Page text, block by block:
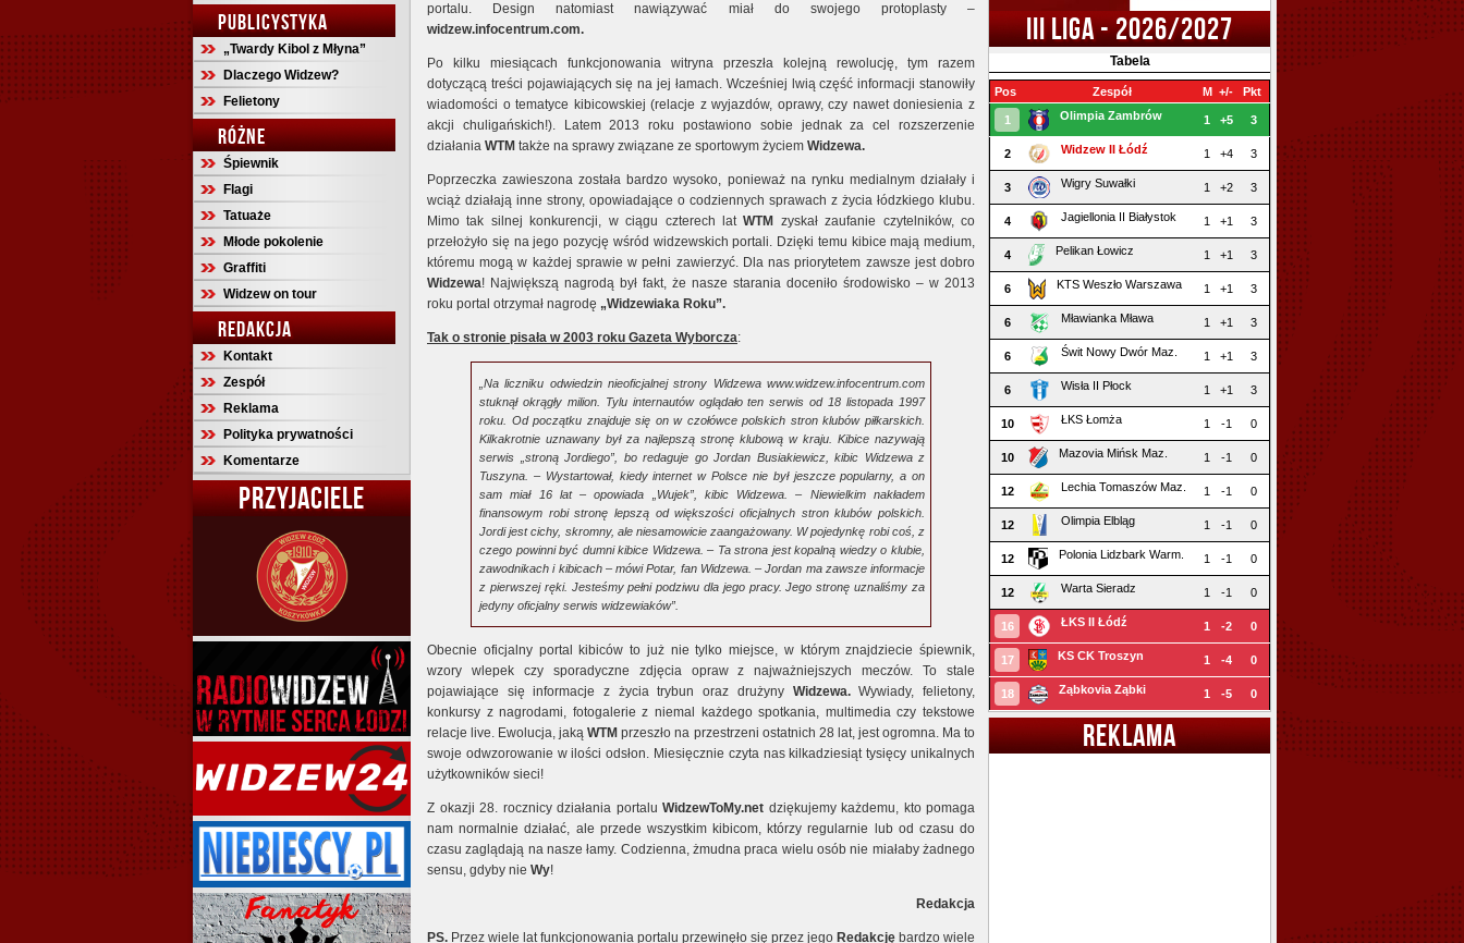
PUBLICYSTYKA
„Twardy Kibol z Młyna”
Dlaczego Widzew?
Felietony
RÓŻNE
Śpiewnik
Flagi
Tatuaże
Młode pokolenie
Graffiti
Widzew on tour
REDAKCJA
Kontakt
Zespół
Reklama
Polityka prywatności
Komentarze
PRZYJACIELE
portalu. Design natomiast nawiązywać miał do swojego protoplasty –
widzew.infocentrum.com.
Po kilku miesiącach funkcjonowania witryna przeszła kolejną rewolucję, tym razem
dotyczącą treści pojawiających się na jej łamach. Wcześniej lwią część informacji stanowiły
wiadomości o tematyce kibicowskiej (relacje z wyjazdów, oprawy, czy nawet doniesienia z
akcji chuligańskich!). Latem 2013 roku postawiono sobie jednak za cel rozszerzenie
działania WTM także na sprawy związane ze sportowym życiem Widzewa.
Poprzeczka zawieszona została bardzo wysoko, ponieważ na rynku medialnym działały i
wciąż działają inne strony, opowiadające o codziennych sprawach z życia łódzkiego klubu.
Mimo tak silnej konkurencji, w ciągu czterech latWTM
zyskał zaufanie czytelników, co
przełożyło się na jego pozycję wśród widzewskich portali. Dzięki temu kibice mają medium,
któremu mogą w każdej sprawie w pełni zawierzyć. Dla nas priorytetem zawsze jest dobro
Widzewa! Największą nagrodą był fakt, że nasze starania doceniło środowisko – w 2013
roku portal otrzymał nagrodę „Widzewiaka Roku”.
Tak o stronie pisała w 2003 roku Gazeta Wyborcza:
„Na liczniku odwiedzin nieoficjalnej strony Widzewa www.widzew.infocentrum.com
stuknął okrągły milion. Tylu internautów oglądało ten serwis od 18 listopada 1997
roku. Od początku znajduje się on w czołówce polskich stron klubów piłkarskich.
Kilkakrotnie uznawany był za najlepszą stronę klubową w kraju. Kibice nazywają
serwis „stroną Jordiego”, bo redaguje go Jordan Busiakiewicz, kibic Widzewa z
Tuszyna. – Wystartował, kiedy internet w Polsce nie był jeszcze popularny, a on
sam miał 16 lat – opowiada „Wujek”, kibic Widzewa. – Niewielkim nakładem
finansowym robi stronę lepszą od większości oficjalnych stron klubów polskich.
Jordi jest cichy, skromny, ale niesamowicie zaangażowany. W pojedynkę robi coś, z
czego powinni być dumni kibice Widzewa. – Ta strona jest kopalną wiedzy o klubie,
zawodnikach i kibicach – mówi Potar, fan Widzewa. – Jordan ma zawsze informacje
z pierwszej ręki. Jesteśmy pełni podziwu dla jego pracy. Jego stronę uznaliśmy za
jedyny oficjalny serwis widzewiaków”.
Obecnie oficjalny portal kibiców to już nie tylko miejsce, w którym znajdziecie śpiewnik,
wzory wlepek czy sporadyczne zdjęcia opraw z najważniejszych meczów. To stale
pojawiające się informacje z życia trybun oraz drużyny Widzewa.Wywiady, felietony,
konkursy z nagrodami, fotogalerie z niemal każdego spotkania, multimedia czy tekstowe
relacje live. Ewolucja, jakąWTM przeszło na przestrzeni ostatnich 28 lat, jest ogromna. Ma to
swoje odwzorowanie w ilości odsłon. Miesięcznie czyta nas kilkadziesiąt tysięcy unikalnych
użytkowników sieci!
Z okazji 28. rocznicy działania portalu WidzewToMy.net dziękujemy każdemu, kto pomaga
nam normalnie działać, ale przede wszystkim kibicom, którzy regularnie lub od czasu do
czasu zaglądają na nasze łamy. Codzienna, żmudna praca wielu osób nie miałaby żadnego
sensu, gdyby nie Wy!
Redakcja
PS. Przez wiele lat funkcjonowania portalu przewinęło się przez jego Redakcję bardzo wiele
III LIGA - 2026/2027
Tabela
Pos Zespół M +/- Pkt
1 Olimpia Zambrów 1 +5 3
2 Widzew II Łódź 1 +4 3
3 Wigry Suwałki 1 +2 3
4 Jagiellonia II Białystok 1 +1 3
4 Pelikan Łowicz 1 +1 3
6 KTS Weszło Warszawa 1 +1 3
6 Mławianka Mława 1 +1 3
6 Świt Nowy Dwór Maz. 1 +1 3
6 Wisła II Płock 1 +1 3
10 ŁKS Łomża 1 -1 0
10 Mazovia Mińsk Maz. 1 -1 0
12 Lechia Tomaszów Maz. 1 -1 0
12 Olimpia Elbląg 1 -1 0
12 Polonia Lidzbark Warm. 1 -1 0
12 Warta Sieradz 1 -1 0
16 ŁKS II Łódź 1 -2 0
17 KS CK Troszyn 1 -4 0
18 Ząbkovia Ząbki 1 -5 0
REKLAMA